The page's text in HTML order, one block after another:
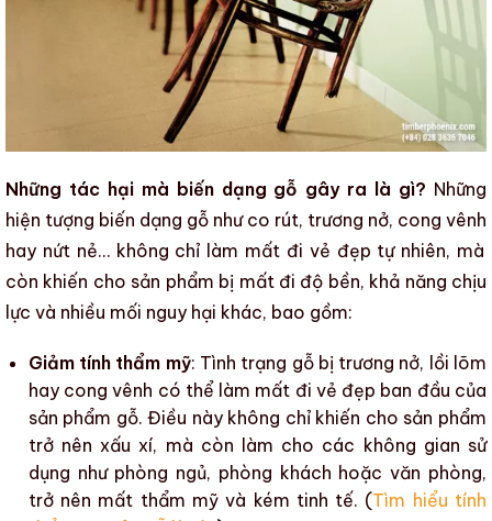
Những tác hại mà biến dạng gỗ gây ra là gì? Những
hiện tượng biến dạng gỗ như co rút, trương nở, cong vênh
hay nứt nẻ… không chỉ làm mất đi vẻ đẹp tự nhiên, mà
còn khiến cho sản phẩm bị mất đi độ bền, khả năng chịu
lực và nhiều mối nguy hại khác, bao gồm:
Giảm tính thẩm mỹ: Tình trạng gỗ bị trương nở, lồi lõm
hay cong vênh có thể làm mất đi vẻ đẹp ban đầu của
sản phẩm gỗ. Điều này không chỉ khiến cho sản phẩm
trở nên xấu xí, mà còn làm cho các không gian sử
dụng như phòng ngủ, phòng khách hoặc văn phòng,
trở nên mất thẩm mỹvà kém tinh tế. (Tìm hiểu tính